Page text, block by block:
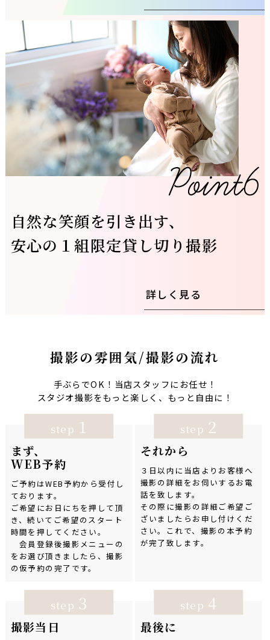
自然な笑顔を引き出す、
安心の１組限定貸し切り撮影
詳しく見る
撮影の雰囲気/撮影の流れ
手ぶらでOK！当店スタッフにお任せ！
スタジオ撮影をもっと楽しく、もっと自由に！
まず、
WEB予約
ご予約はWEB予約から受付し
ております。
ご希望にお日にちを押して頂
き、続いてご希望のスタート
時間を押してください。
会員登録後撮影メニューの
をお選び頂きましたら、撮影
の仮予約の完了です。
step 1
それから
３日以内に当店よりお客様へ
撮影の詳細をお伺いするお電
話を致します。
その際に撮影の詳細ご希望ご
ざいましたらお申し付けくだ
さい。これで、撮影の本予約
が完了致します。
step 2
撮影当日
step 3
最後に
step 4